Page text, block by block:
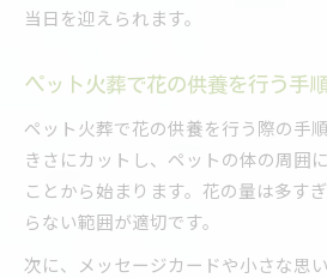
当日を迎えられます。
ペット火葬で花の供養を行う手
ペット火葬で花の供養を行う際の手
きさにカットし、ペットの体の周囲
ことから始まります。花の量は多す
らない範囲が適切です。
次に、メッセージカードや小さな思